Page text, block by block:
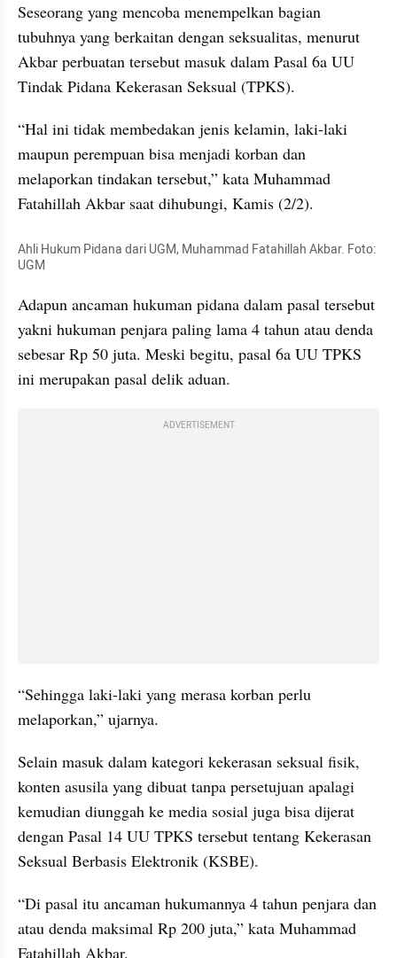
Seseorang yang mencoba menempelkan bagian
tubuhnya yang berkaitan dengan seksualitas, menurut
Akbar perbuatan tersebut masuk dalam Pasal 6a UU
Tindak Pidana Kekerasan Seksual (TPKS).
“Hal ini tidak membedakan jenis kelamin, laki-laki
maupun perempuan bisa menjadi korban dan
melaporkan tindakan tersebut,” kata Muhammad
Fatahillah Akbar saat dihubungi, Kamis (2/2).
Ahli Hukum Pidana dari UGM, Muhammad Fatahillah Akbar. Foto:
UGM
Adapun ancaman hukuman pidana dalam pasal tersebut
yakni hukuman penjara paling lama 4 tahun atau denda
sebesar Rp 50 juta. Meski begitu, pasal 6a UU TPKS
ini merupakan pasal delik aduan.
ADVERTISEMENT
“Sehingga laki-laki yang merasa korban perlu
melaporkan,” ujarnya.
Selain masuk dalam kategori kekerasan seksual fisik,
konten asusila yang dibuat tanpa persetujuan apalagi
kemudian diunggah ke media sosial juga bisa dijerat
dengan Pasal 14 UU TPKS tersebut tentang Kekerasan
Seksual Berbasis Elektronik (KSBE).
“Di pasal itu ancaman hukumannya 4 tahun penjara dan
atau denda maksimal Rp 200 juta,” kata Muhammad
Fatahillah Akbar.